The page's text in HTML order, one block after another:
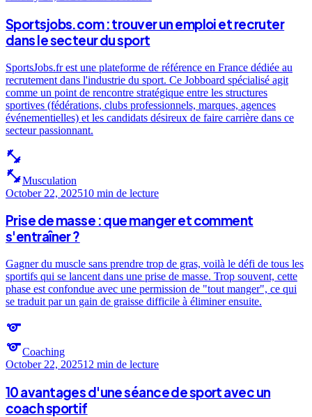
Sportsjobs.com : trouver un emploi et recruter
dans le secteur du sport
SportsJobs.fr est une plateforme de référence en France dédiée au
recrutement dans l'industrie du sport. Ce Jobboard spécialisé agit
comme un point de rencontre stratégique entre les structures
sportives (fédérations, clubs professionnels, marques, agences
événementielles) et les candidats désireux de faire carrière dans ce
secteur passionnant.
fitness_center
fitness_centerMusculation
October 22, 202510 min de lecture
Prise de masse : que manger et comment
s'entraîner ?
Gagner du muscle sans prendre trop de gras, voilà le défi de tous les
sportifs qui se lancent dans une prise de masse. Trop souvent, cette
phase est confondue avec une permission de "tout manger", ce qui
se traduit par un gain de graisse difficile à éliminer ensuite.
sports
sportsCoaching
October 22, 202512 min de lecture
10 avantages d'une séance de sport avec un
coach sportif